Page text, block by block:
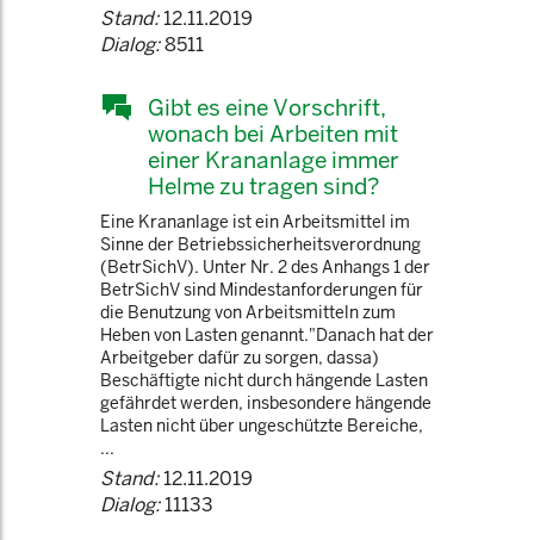
Stand:12.11.2019
Dialog:8511
Gibt es eine Vorschrift,
wonach bei Arbeiten mit
einer Krananlage immer
Helme zu tragen sind?
Eine Krananlage ist ein Arbeitsmittel im
Sinne der Betriebssicherheitsverordnung
(BetrSichV). Unter Nr. 2 des Anhangs 1 der
BetrSichV sind Mindestanforderungen für
die Benutzung von Arbeitsmitteln zum
Heben von Lasten genannt."Danach hat der
Arbeitgeber dafür zu sorgen, dassa)
Beschäftigte nicht durch hängende Lasten
gefährdet werden, insbesondere hängende
Lasten nicht über ungeschützte Bereiche,
...
Stand:12.11.2019
Dialog:11133